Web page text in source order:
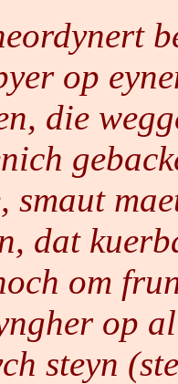
op
die
smaut
dat
om
op
steyn